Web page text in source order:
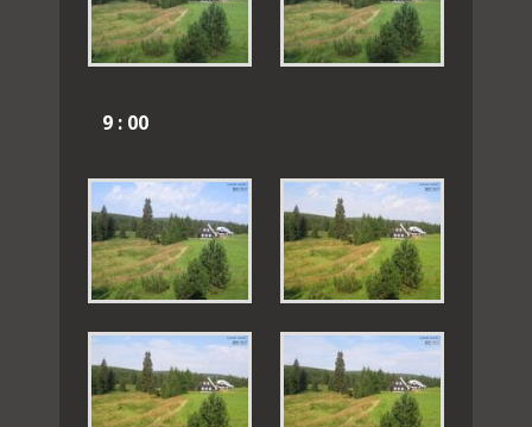
9 : 00